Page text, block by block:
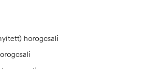
horogcsali